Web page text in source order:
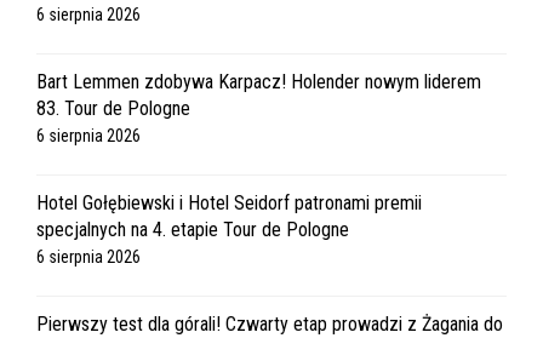
6 sierpnia 2026
Bart Lemmen zdobywa Karpacz! Holender nowym liderem
83. Tour de Pologne
6 sierpnia 2026
Hotel Gołębiewski i Hotel Seidorf patronami premii
specjalnych na 4. etapie Tour de Pologne
6 sierpnia 2026
Pierwszy test dla górali! Czwarty etap prowadzi z Żagania do